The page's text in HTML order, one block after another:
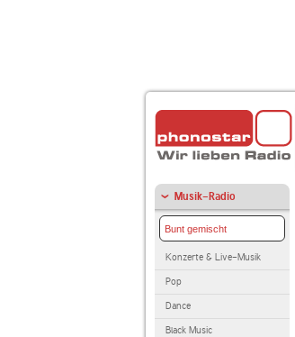
Musik-Radio
Bunt gemischt
Konzerte & Live-Musik
Pop
Dance
Black Music